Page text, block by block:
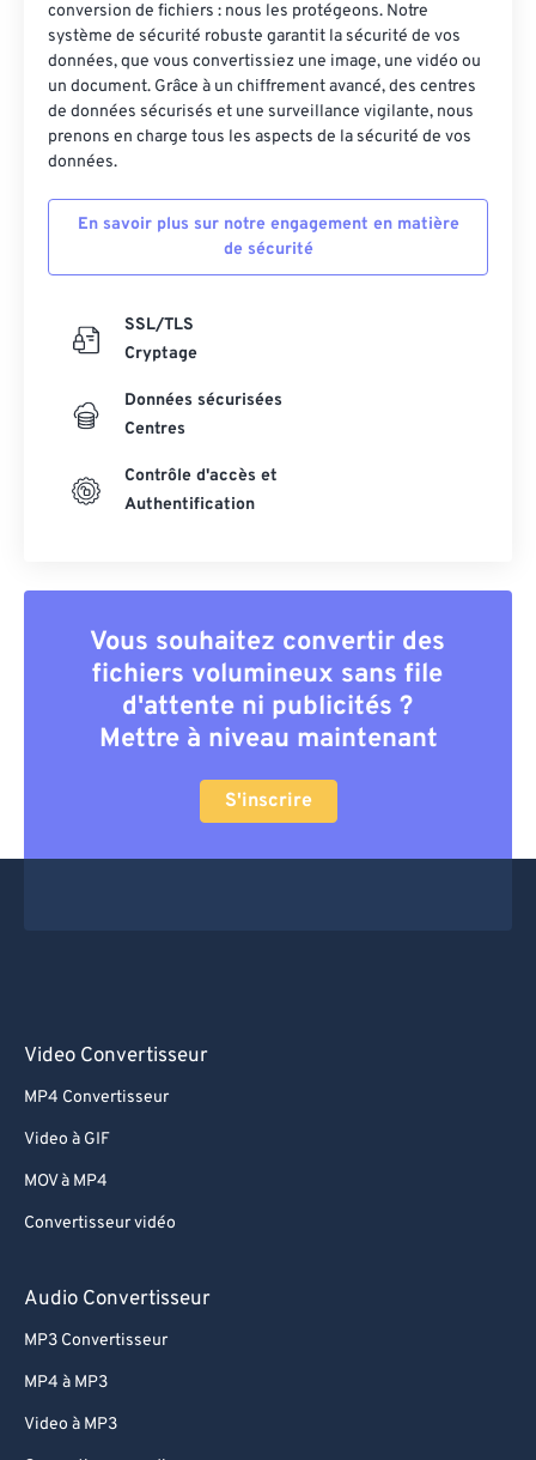
conversion de fichiers : nous les protégeons. Notre
système de sécurité robuste garantit la sécurité de vos
données, que vous convertissiez une image, une vidéo ou
un document. Grâce à un chiffrement avancé, des centres
de données sécurisés et une surveillance vigilante, nous
prenons en charge tous les aspects de la sécurité de vos
données.
En savoir plus sur notre engagement en matière
de sécurité
SSL/TLS
Cryptage
Données sécurisées
Centres
Contrôle d'accès et
Authentification
Vous souhaitez convertir des
fichiers volumineux sans file
d'attente ni publicités ?
Mettre à niveau maintenant
S'inscrire
Video Convertisseur
MP4 Convertisseur
Video à GIF
MOV à MP4
Convertisseur vidéo
Audio Convertisseur
MP3 Convertisseur
MP4 à MP3
Video à MP3